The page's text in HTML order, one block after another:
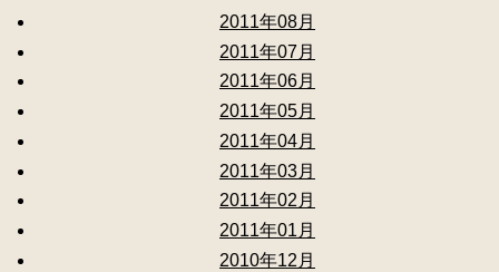
2011年08月
2011年07月
2011年06月
2011年05月
2011年04月
2011年03月
2011年02月
2011年01月
2010年12月